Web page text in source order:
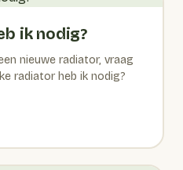
ik nodig?
nieuwe radiator, vraag
radiator heb ik nodig?